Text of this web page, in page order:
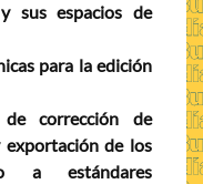
sus espacios de
para la edición
de corrección de
exportación de los
a estándares